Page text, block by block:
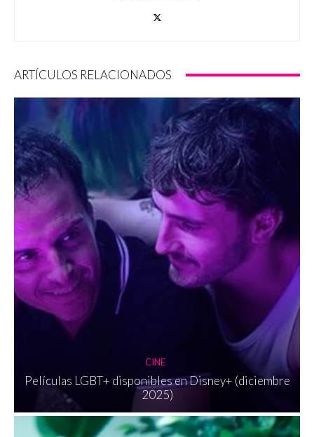
ARTÍCULOS RELACIONADOS
CINE
Películas LGBT+ disponibles en Disney+ (diciembre
2025)